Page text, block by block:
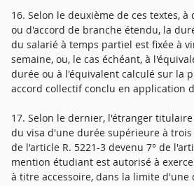
16. Selon le deuxième de ces textes,
ou d'accord de branche étendu, la
du salarié à temps partiel est fixée à
semaine, ou, le cas échéant, à
durée ou à l'équivalent calculé sur la
accord collectif conclu en application
17. Selon le dernier, l'étranger
du visa d'une durée supérieure à
de l'article R. 5221-3 devenu 7° de
mention étudiant est autorisé à
à titre accessoire, dans la limite